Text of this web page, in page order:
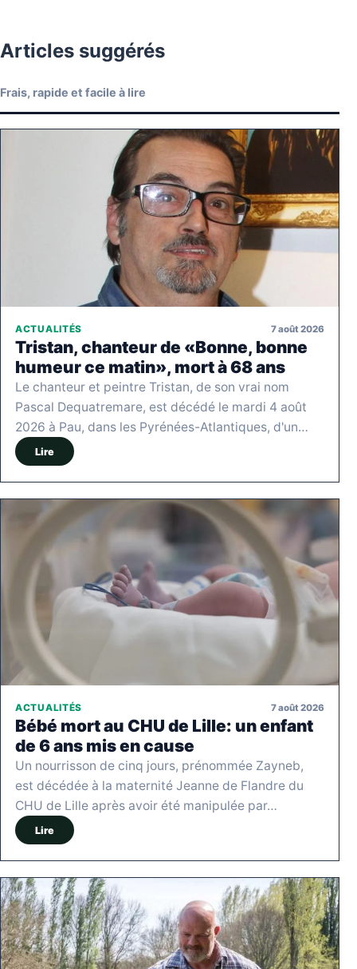
Articles suggérés
Frais, rapide et facile à lire
ACTUALITÉS 7 août 2026
Tristan, chanteur de «Bonne, bonne
humeur ce matin», mort à 68 ans
Le chanteur et peintre Tristan, de son vrai nom
Pascal Dequatremare, est décédé le mardi 4 août
2026 à Pau, dans les Pyrénées-Atlantiques, d'un…
Lire
ACTUALITÉS 7 août 2026
Bébé mort au CHU de Lille: un enfant
de 6 ans mis en cause
Un nourrisson de cinq jours, prénommée Zayneb,
est décédée à la maternité Jeanne de Flandre du
CHU de Lille après avoir été manipulée par…
Lire